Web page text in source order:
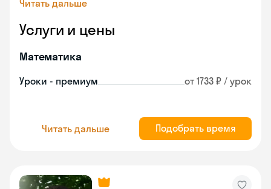
Читать дальше
Услуги и цены
Математика
Уроки - премиум от 1733 ₽ / урок
Читать дальше Подобрать время